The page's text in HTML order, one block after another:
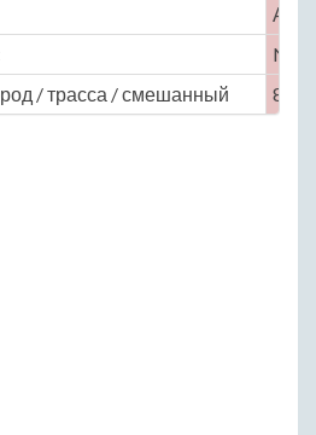
АИ-
No
/ трасса / смешанный
8.8